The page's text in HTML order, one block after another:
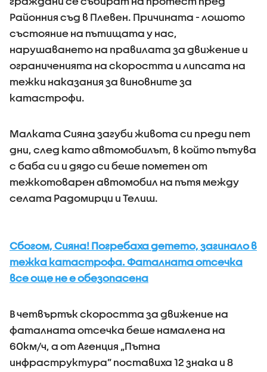
Районния съд в Плевен. Причината - лошото
състояние на пътищата у нас,
нарушаването на правилата за движение и
ограниченията на скоростта и липсата на
тежки наказания за виновните за
катастрофи.
Малката Сияна загуби живота си преди пет
дни, след като автомобилът, в който пътува
с баба си и дядо си беше пометен от
тежкотоварен автомобил на пътя между
селата Радомирци и Телиш.
Сбогом, Сияна! Погребаха детето, загинало в
тежка катастрофа. Фаталната отсечка
все още не е обезопасена
В четвъртък скоростта за движение на
фаталната отсечка беше намалена на
60км/ч, а от Агенция „Пътна
инфраструктура” поставиха 12 знака и 8